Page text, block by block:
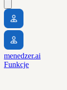
menedzer.ai
Funkcje